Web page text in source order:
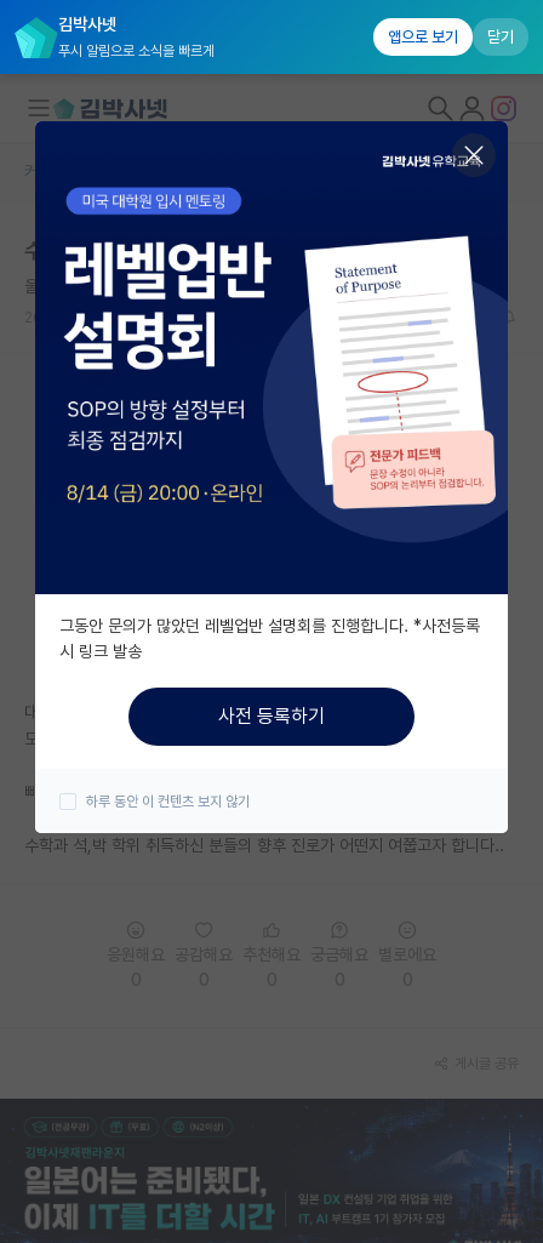
김박사넷
푸시 알림으로 소식을 빠르게
앱으로 보기 닫기
대학원생 모집
국내대학원 정보
연구실&오픈랩
커뮤니티
커뮤니티 홈
전체글보기
베스트 게시판
자유 게시판(아무개랩)
미국 유학 게시판
미국 대학원 합격 후기 게시판
대학원생 모집 게시판
연구실(PI) 홍보 게시판
PI 전용 게시판
인문사회 계열 게시판
특수/전문대학원 게시판
커뮤니티 홈
수학과 대학원
울적한 루이 파스퇴르
2024.08.16 14 2898
대학원 진학을 하려고 했는데 현명하지 못했던건지 진짜 먹고살 수 있을지
모르겠습니다...
빠르게 복수전공,부전공이라도 했어야 했는데 그것도 이미 늦어졌고..
수학과 석,박 학위 취득하신 분들의 향후 진로가 어떤지 여쭙고자 합니다..
그동안 문의가 많았던 레벨업반 설명회를 진행합니다. *사전등록
시 링크 발송
사전 등록하기
하루 동안 이 컨텐츠 보지 않기